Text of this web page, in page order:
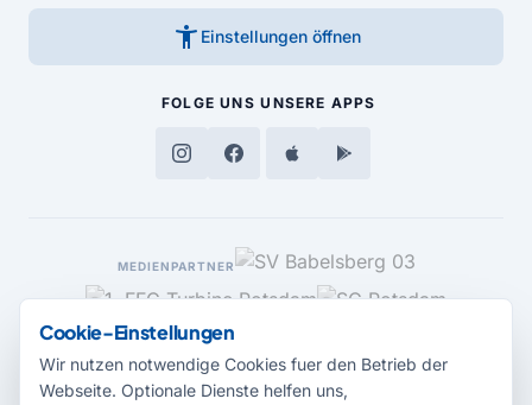
accessibility_new Einstellungen öffnen
FOLGE UNS UNSERE APPS
MEDIENPARTNER
Cookie-Einstellungen
Wir nutzen notwendige Cookies fuer den Betrieb der
Webseite. Optionale Dienste helfen uns,